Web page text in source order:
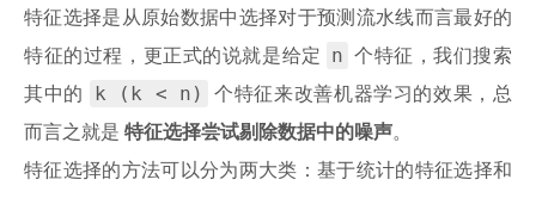
特征选择是从原始数据中选择对于预测流水线而言最好的
特征的过程，更正式的说就是给定
n
个特征，我们搜索
其中的
k (k < n)
个特征来改善机器学习的效果，总
而言之就是 特征选择尝试剔除数据中的噪声。
特征选择的方法可以分为两大类：基于统计的特征选择和